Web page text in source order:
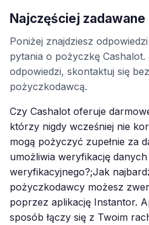
Najczęściej
Poniżej znajdziesz
pytania o pożyczkę Cashalot.
odpowiedzi, skontaktuj się
pożyczkodawcą.
Czy Cashalot oferuje
którzy nigdy wcześniej nie
mogą pożyczyć zupełnie za
umożliwia weryfikację
weryfikacyjnego?;Jak
pożyczkodawcy możesz
poprzez aplikację Instantor.
sposób łączy się z Twoim